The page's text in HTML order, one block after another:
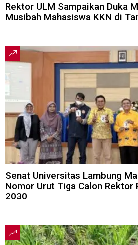
Rektor ULM Sampaikan Duka
Musibah Mahasiswa KKN di
Senat Universitas Lambung
Nomor Urut Tiga Calon Rektor
2030